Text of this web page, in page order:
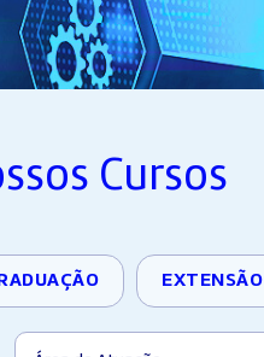
Cursos
EXTENSÃO